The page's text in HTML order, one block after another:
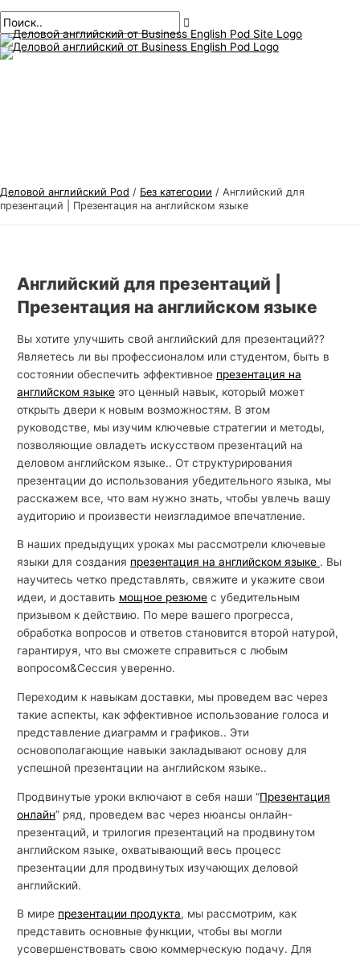
к
содержанию
меню
Деловой английский Pod / Без категории / Английский для
презентаций | Презентация на английском языке
Английский для презентаций |
Презентация на английском языке
Вы хотите улучшить свой английский для презентаций??
Являетесь ли вы профессионалом или студентом, быть в
состоянии обеспечить эффективное презентация на
английском языке это ценный навык, который может
открыть двери к новым возможностям. В этом
руководстве, мы изучим ключевые стратегии и методы,
позволяющие овладеть искусством презентаций на
деловом английском языке.. От структурирования
презентации до использования убедительного языка, мы
расскажем все, что вам нужно знать, чтобы увлечь вашу
аудиторию и произвести неизгладимое впечатление.
В наших предыдущих уроках мы рассмотрели ключевые
языки для создания презентация на английском языке . Вы
научитесь четко представлять, свяжите и укажите свои
идеи, и доставить мощное резюме с убедительным
призывом к действию. По мере вашего прогресса,
обработка вопросов и ответов становится второй натурой,
гарантируя, что вы сможете справиться с любым
вопросом&Сессия уверенно.
Переходим к навыкам доставки, мы проведем вас через
такие аспекты, как эффективное использование голоса и
представление диаграмм и графиков.. Эти
основополагающие навыки закладывают основу для
успешной презентации на английском языке..
Продвинутые уроки включают в себя наши “Презентация
онлайн” ряд, проведем вас через нюансы онлайн-
презентаций, и трилогия презентаций на продвинутом
английском языке, охватывающий весь процесс
презентации для продвинутых изучающих деловой
английский.
В мире презентации продукта, мы рассмотрим, как
представить основные функции, чтобы вы могли
усовершенствовать свою коммерческую подачу. Для
по
публикациям
Т
е
м
о
н
г
л
и
й
с
к
о
г
о
И
с
к